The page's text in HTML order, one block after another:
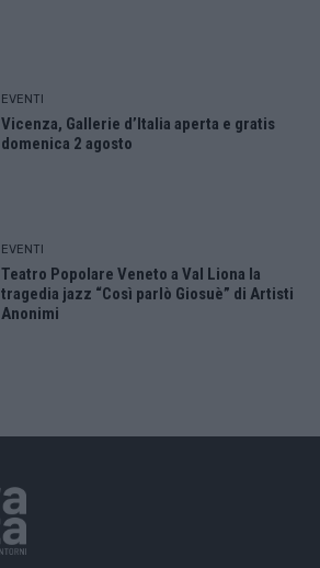
EVENTI
Vicenza, Gallerie d’Italia aperta e gratis
domenica 2 agosto
EVENTI
Teatro Popolare Veneto a Val Liona la
tragedia jazz “Così parlò Giosuè” di Artisti
Anonimi